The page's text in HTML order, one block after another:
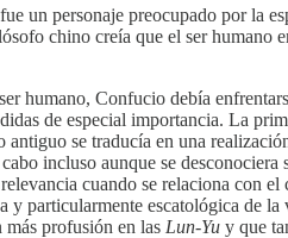
un personaje preocupado por la
chino creía que el ser humano
humano, Confucio debía
de especial importancia. La
se traducía en una
incluso aunque se
cuando se relaciona con
y particularmente escatológica de
más profusión en las Lun-Yu y que